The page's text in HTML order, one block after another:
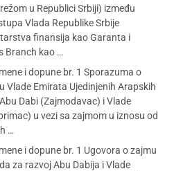
u Republici Srbiji) između
Vlada Republike Srbije
finansija kao Garanta i
Branch kao …
i dopune br. 1 Sporazuma o
Vlade Emirata Ujedinjenih Arapskih
Dabi (Zajmodavac) i Vlade
u vezi sa zajmom u iznosu od
…
i dopune br. 1 Ugovora o zajmu
za razvoj Abu Dabija i Vlade